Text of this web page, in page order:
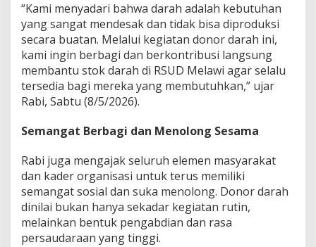
K
E
T
U
A
S
o
s
a
l
o
n
o
D
a
r
“Kami menyadari bahwa darah adalah kebutuhan
yang sangat mendesak dan tidak bisa diproduksi
secara buatan. Melalui kegiatan donor darah ini,
kami ingin berbagi dan berkontribusi langsung
membantu stok darah di RSUD Melawi agar selalu
tersedia bagi mereka yang membutuhkan,” ujar
Rabi, Sabtu (8/5/2026).
Semangat Berbagi dan Menolong Sesama
Rabi juga mengajak seluruh elemen masyarakat
dan kader organisasi untuk terus memiliki
semangat sosial dan suka menolong. Donor darah
dinilai bukan hanya sekadar kegiatan rutin,
melainkan bentuk pengabdian dan rasa
persaudaraan yang tinggi.